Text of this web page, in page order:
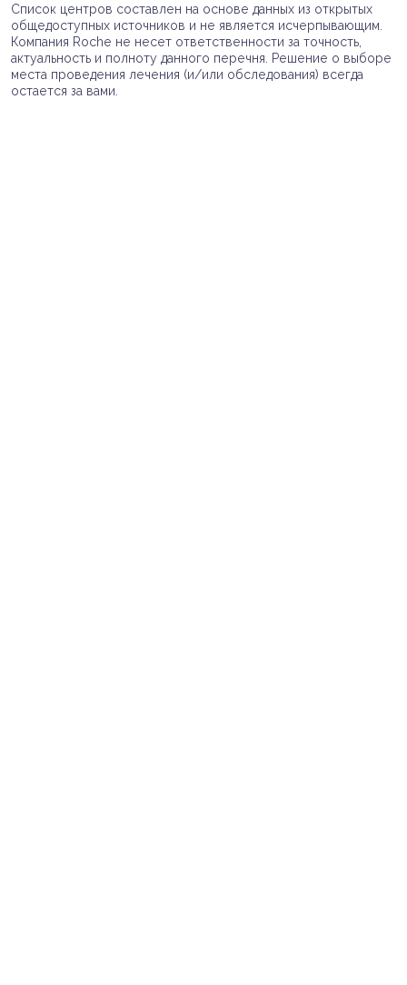
Список центров составлен на основе данных из открытых
общедоступных источников и не является исчерпывающим.
Компания Roche не несет ответственности за точность,
актуальность и полноту данного перечня. Решение о выборе
места проведения лечения (и/или обследования) всегда
остается за вами.